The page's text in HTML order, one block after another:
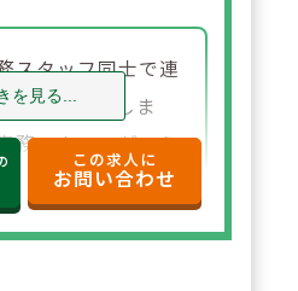
スタッフ同士で連
ーズに対応しま
務スタッフがコミ
を密に図り、連携
も大切です。スタ
を見る...
この求人に
お問い合わせ